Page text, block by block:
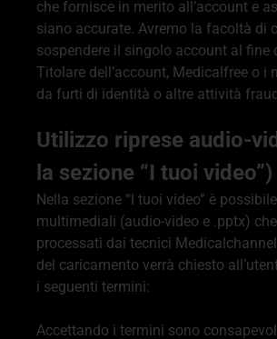
che fornisce in merito all’account e
siano accurate. Avremo la facoltà di
sospendere il singolo account al fine
Titolare dell’account, Medicalfree o i
da furti di identità o altre attività
Utilizzo riprese audio-
la sezione “I tuoi video”)
Nella sezione “I tuoi video” è
multimediali (audio-video e .pptx)
processati dai tecnici
del caricamento verrà chiesto
i seguenti termini:
Accettando i termini sono